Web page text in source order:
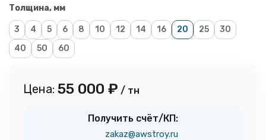
Толщина, мм
3 4 5 6 8 10 12 14 16 20 25
30
40
50 60
Цена: 55 000 ₽ / тн
Получить счёт/КП:
zakaz@awstroy.ru